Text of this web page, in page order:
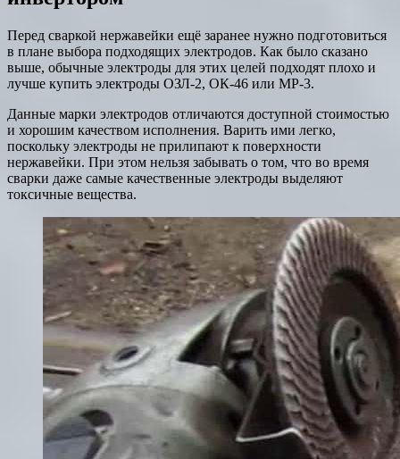
Перед сваркой нержавейки ещё заранее нужно подготовиться
в плане выбора подходящих электродов. Как было сказано
выше, обычные электроды для этих целей подходят плохо и
лучше купить электроды ОЗЛ-2, ОК-46 или МР-3.
Данные марки электродов отличаются доступной стоимостью
и хорошим качеством исполнения. Варить ими легко,
поскольку электроды не прилипают к поверхности
нержавейки. При этом нельзя забывать о том, что во время
сварки даже самые качественные электроды выделяют
токсичные вещества.